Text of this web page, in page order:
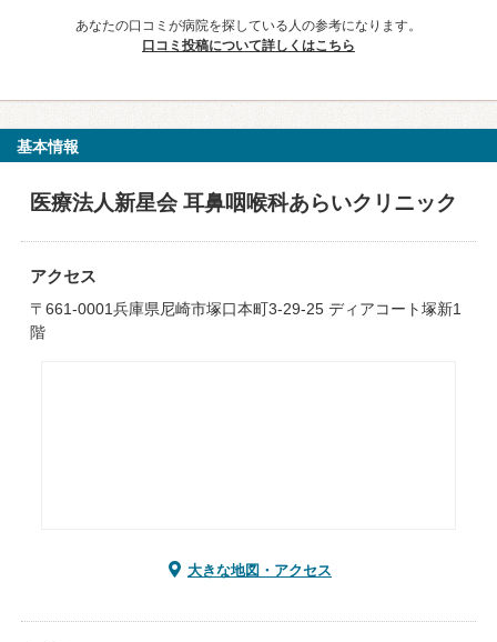
あなたの口コミが病院を探している人の参考になります。
口コミ投稿について詳しくはこちら
基本情報
医療法人新星会 耳鼻咽喉科あらいクリニック
アクセス
〒661-0001兵庫県尼崎市塚口本町3-29-25 ディアコート塚新1
階
大きな地図・アクセス